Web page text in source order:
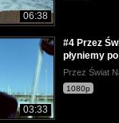
06:38
03:33
#4 Przez
płyniemy
Przez Świat
1080p